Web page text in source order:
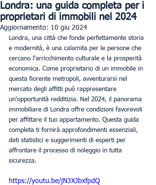
Londra: una guida completa per i
proprietari di immobili nel 2024
Aggiornamento: 10 giu 2024
Londra, una città che fonde perfettamente storia
e modernità, è una calamita per le persone che
cercano l'arricchimento culturale e la prosperità
economica. Come proprietario di un immobile in
questa fiorente metropoli, avventurarsi nel
mercato degli affitti può rappresentare
un'opportunità redditizia. Nel 2024, il panorama
immobiliare di Londra offre condizioni favorevoli
per affittare il tuo appartamento. Questa guida
completa ti fornirà approfondimenti essenziali,
dati statistici e suggerimenti di esperti per
affrontare il processo di noleggio in tutta
sicurezza.
https://youtu.be/jN3XJbxfpdQ